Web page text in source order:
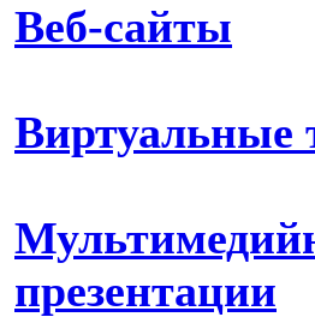
Веб-сайты
Виртуальные
презентации